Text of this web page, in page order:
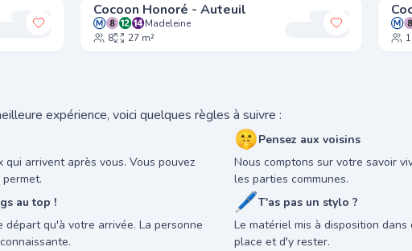
Ajouter à mes favoris Ajouter à
Cocoon Honoré - Auteuil
Madeleine
8
27 m²
expérience, voici quelques règles à suivre :
arrivent après vous. Vous pouvez
au top !
qu'à votre arrivée. La personne
🤫Pensez aux voisins
Nous comptons sur votre savoir
les parties communes.
🖊T'as pas un stylo ?
Le matériel mis à disposition
place et d'y rester.